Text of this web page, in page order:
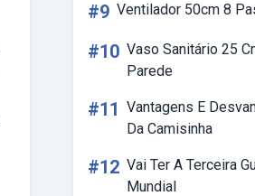
#9 Ventilador 50cm 8
#10 Vaso Sanitário 25
Parede
#11 Vantagens E
Da Camisinha
#12 Vai Ter A Terceira
Mundial